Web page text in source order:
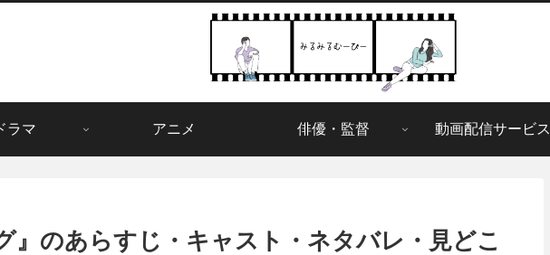
ラマ アニメ 俳優・監督 動画配信サービス
』のあらすじ・キャスト・ネタバレ・見どこ